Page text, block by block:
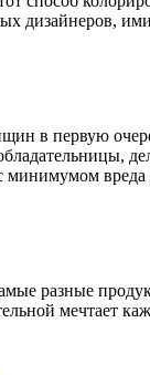
дизайнеров,
в первую
разные
мечтает